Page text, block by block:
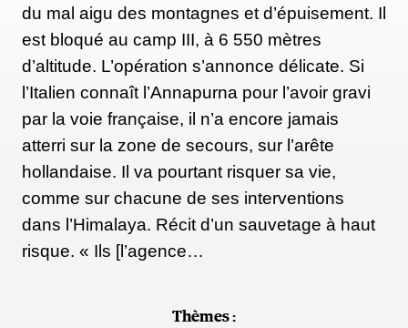
du mal aigu des montagnes et d’épuisement. Il
est bloqué au camp III, à 6 550 mètres
d’altitude. L’opération s’annonce délicate. Si
l’Italien connaît l’Annapurna pour l’avoir gravi
par la voie française, il n’a encore jamais
atterri sur la zone de secours, sur l’arête
hollandaise. Il va pourtant risquer sa vie,
comme sur chacune de ses interventions
dans l’Himalaya. Récit d’un sauvetage à haut
risque. « Ils [l’agence…
Thèmes :